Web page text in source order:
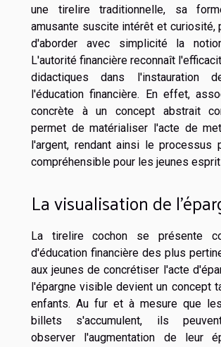
une tirelire traditionnelle, sa
amusante suscite intérêt et curiosité,
d'aborder avec simplicité la
L'autorité financière reconnaît
didactiques dans l'instauration
l'éducation financière. En effet,
concrète à un concept abstrait
permet de matérialiser l'acte de
l'argent, rendant ainsi le processus
compréhensible pour les jeunes
La visualisation de
La tirelire cochon se présente
d'éducation financière des plus
aux jeunes de concrétiser l'acte
l'épargne visible devient un concept
enfants. Au fur et à mesure que
billets s'accumulent, ils
observer l'augmentation de leur